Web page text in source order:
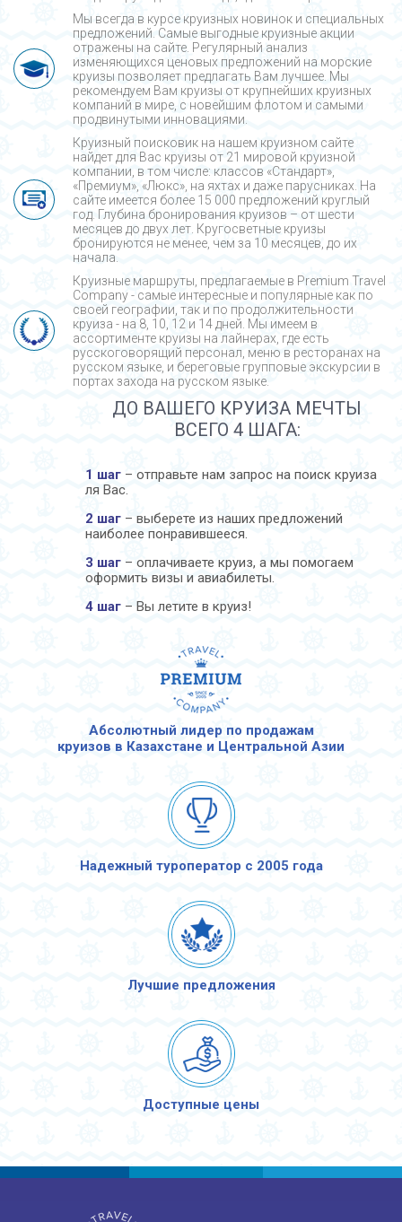
Мы всегда в курсе круизных новинок и специальных
предложений. Самые выгодные круизные акции
отражены на сайте. Регулярный анализ
изменяющихся ценовых предложений на морские
круизы позволяет предлагать Вам лучшее. Мы
рекомендуем Вам круизы от крупнейших круизных
компаний в мире, с новейшим флотом и самыми
продвинутыми инновациями.
Круизный поисковик на нашем круизном сайте
найдет для Вас круизы от 21 мировой круизной
компании, в том числе: классов «Стандарт»,
«Премиум», «Люкс», на яхтах и даже парусниках. На
сайте имеется более 15 000 предложений круглый
год. Глубина бронирования круизов – от шести
месяцев до двух лет. Кругосветные круизы
бронируются не менее, чем за 10 месяцев, до их
начала.
Круизные маршруты, предлагаемые в Premium Travel
Company - cамые интересные и популярные как по
своей географии, так и по продолжительности
круиза - на 8, 10, 12 и 14 дней. Мы имеем в
ассортименте круизы на лайнерах, где есть
русскоговорящий персонал, меню в ресторанах на
русском языке, и береговые групповые экскурсии в
портах захода на русском языке.
ДО ВАШЕГО КРУИЗА МЕЧТЫ
ВСЕГО 4 ШАГА:
1 шаг – отправьте нам запрос на поиск круиза
ля Вас.
2 шаг – выберете из наших предложений
наиболее понравившееся.
3 шаг – оплачиваете круиз, а мы помогаем
оформить визы и авиабилеты.
4 шаг – Вы летите в круиз!
Абсолютный лидер по продажам
круизов в Казахстане и Центральной Азии
Надежный туроператор с 2005 года
Лучшие предложения
Доступные цены